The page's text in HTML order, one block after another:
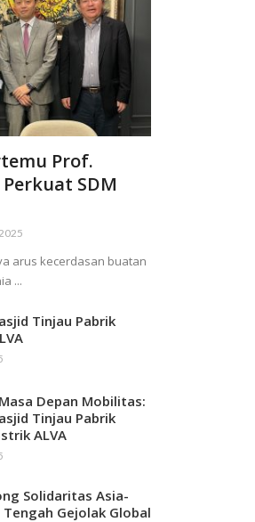
Prof.
SDM
arus kecerdasan buatan
...
Tinjau Pabrik
Depan Mobilitas:
Tinjau Pabrik
ALVA
Solidaritas Asia-
Gejolak Global